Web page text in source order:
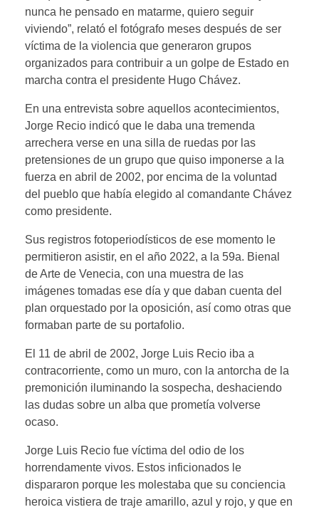
nunca he pensado en matarme, quiero seguir
viviendo”, relató el fotógrafo meses después de ser
víctima de la violencia que generaron grupos
organizados para contribuir a un golpe de Estado en
marcha contra el presidente Hugo Chávez.
En una entrevista sobre aquellos acontecimientos,
Jorge Recio indicó que le daba una tremenda
arrechera verse en una silla de ruedas por las
pretensiones de un grupo que quiso imponerse a la
fuerza en abril de 2002, por encima de la voluntad
del pueblo que había elegido al comandante Chávez
como presidente.
Sus registros fotoperiodísticos de ese momento le
permitieron asistir, en el año 2022, a la 59a. Bienal
de Arte de Venecia, con una muestra de las
imágenes tomadas ese día y que daban cuenta del
plan orquestado por la oposición, así como otras que
formaban parte de su portafolio.
El 11 de abril de 2002, Jorge Luis Recio iba a
contracorriente, como un muro, con la antorcha de la
premonición iluminando la sospecha, deshaciendo
las dudas sobre un alba que prometía volverse
ocaso.
Jorge Luis Recio fue víctima del odio de los
horrendamente vivos. Estos inficionados le
dispararon porque les molestaba que su conciencia
heroica vistiera de traje amarillo, azul y rojo, y que en